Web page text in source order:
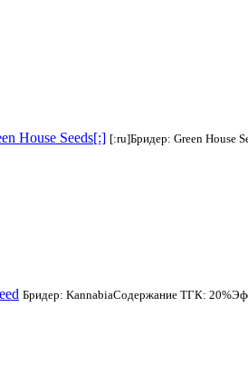
House Seeds[:] [:ru]Бридер: Green House
Бридер: KannabiaСодержание ТГК: